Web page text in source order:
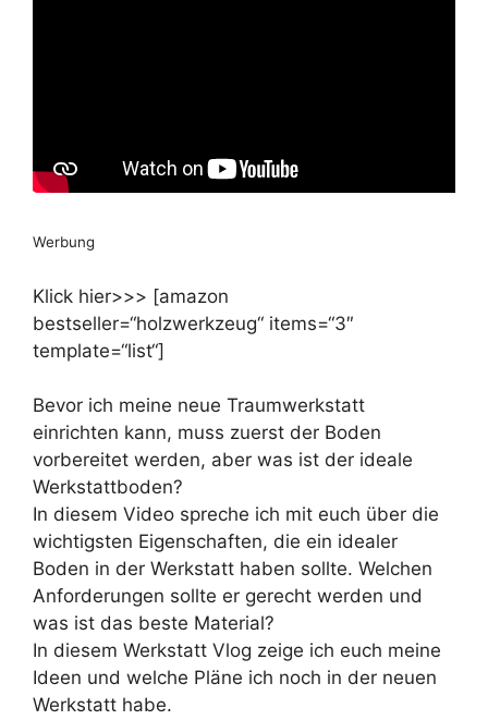
Werbung
Klick hier>>> [amazon
bestseller=“holzwerkzeug“ items=“3″
template=“list“]
Bevor ich meine neue Traumwerkstatt
einrichten kann, muss zuerst der Boden
vorbereitet werden, aber was ist der ideale
Werkstattboden?
In diesem Video spreche ich mit euch über die
wichtigsten Eigenschaften, die ein idealer
Boden in der Werkstatt haben sollte. Welchen
Anforderungen sollte er gerecht werden und
was ist das beste Material?
In diesem Werkstatt Vlog zeige ich euch meine
Ideen und welche Pläne ich noch in der neuen
Werkstatt habe.